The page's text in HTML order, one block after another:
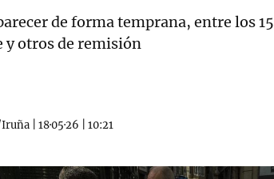
de forma temprana, entre los
y otros de remisión
18·05·26 10:21